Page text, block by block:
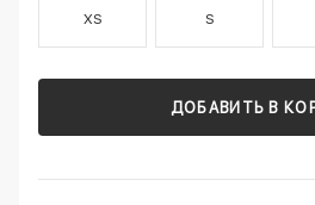
XS S
ДОБАВИТЬ В